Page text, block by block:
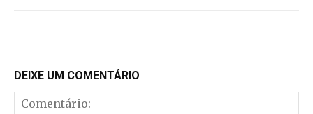
DEIXE UM COMENTÁRIO